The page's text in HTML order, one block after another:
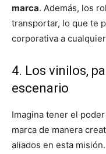
marca. Además, los
transportar, lo que te
corporativa a
4. Los vinilos,
escenario
Imagina tener el
marca de manera
aliados en esta misión.